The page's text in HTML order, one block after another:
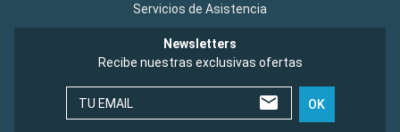
Servicios de Asistencia
Newsletters
Recibe nuestras exclusivas ofertas
TU EMAIL OK